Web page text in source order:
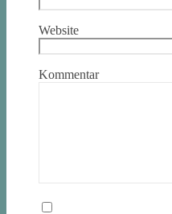
Website
Kommentar